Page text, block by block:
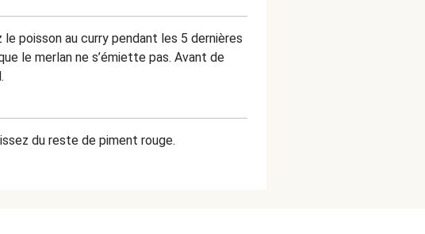
poisson au curry pendant les 5 dernières
le merlan ne s’émiette pas. Avant de
du reste de piment rouge.